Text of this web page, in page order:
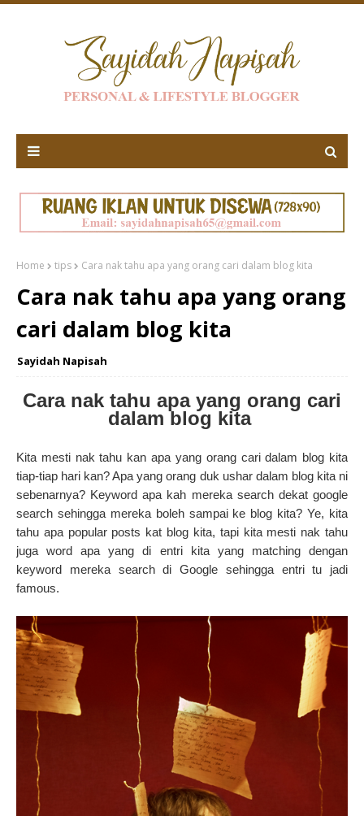
Home tips Cara nak tahu apa yang orang cari dalam blog kita
Cara nak tahu apa yang orang
cari dalam blog kita
Sayidah Napisah
Cara nak tahu apa yang orang cari
dalam blog kita
Kita mesti nak tahu kan apa yang orang cari dalam blog kita
tiap-tiap hari kan? Apa yang orang duk ushar dalam blog kita ni
sebenarnya? Keyword apa kah mereka search dekat google
search sehingga mereka boleh sampai ke blog kita? Ye, kita
tahu apa popular posts kat blog kita, tapi kita mesti nak tahu
juga word apa yang di entri kita yang matching dengan
keyword mereka search di Google sehingga entri tu jadi
famous.